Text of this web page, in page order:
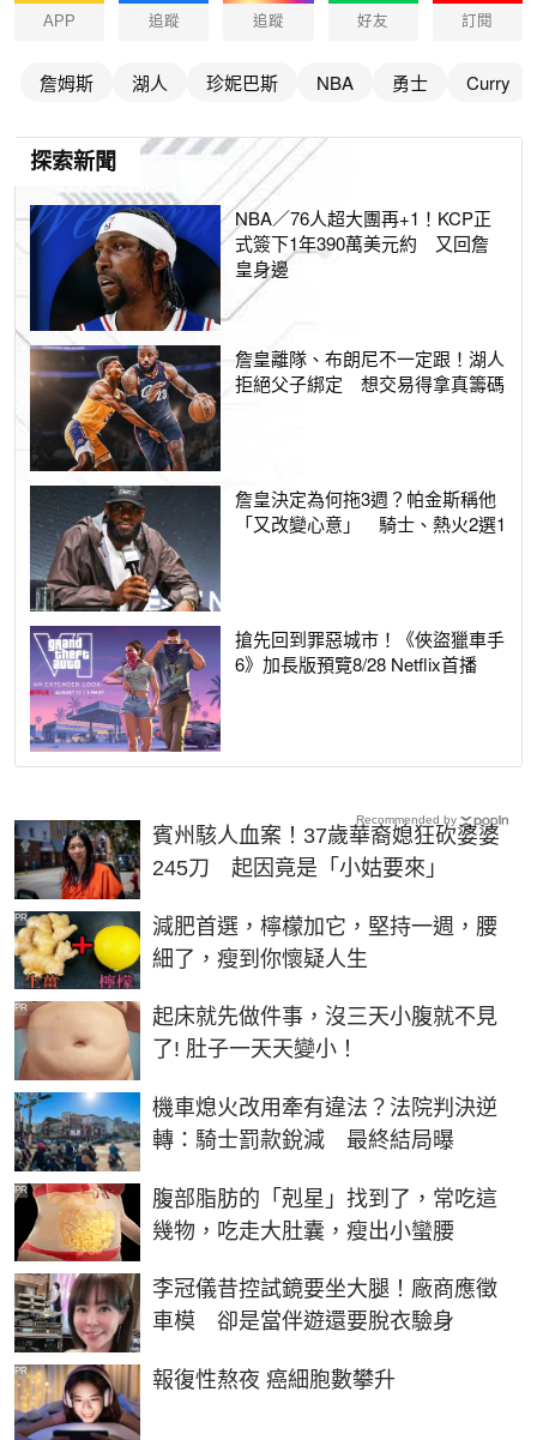
APP 追蹤 追蹤 好友 訂閱
詹姆斯 湖人 珍妮巴斯 NBA 勇士 Curry
探索新聞
NBA／76人超大團再+1！KCP正
式簽下1年390萬美元約 又回詹
皇身邊
詹皇離隊、布朗尼不一定跟！湖人
拒絕父子綁定 想交易得拿真籌碼
詹皇決定為何拖3週？帕金斯稱他
「又改變心意」 騎士、熱火2選1
搶先回到罪惡城市！《俠盜獵車手
6》加長版預覽8/28 Netflix首播
賓州駭人血案！37歲華裔媳狂砍婆婆
245刀 起因竟是「小姑要來」
減肥首選，檸檬加它，堅持一週，腰
細了，瘦到你懷疑人生
PR
起床就先做件事，沒三天小腹就不見
了! 肚子一天天變小！
PR
機車熄火改用牽有違法？法院判決逆
轉：騎士罰款銳減 最終結局曝
腹部脂肪的「剋星」找到了，常吃這
幾物，吃走大肚囊，瘦出小蠻腰
PR
李冠儀昔控試鏡要坐大腿！廠商應徵
車模 卻是當伴遊還要脫衣驗身
報復性熬夜 癌細胞數攀升
PR
Recommended by